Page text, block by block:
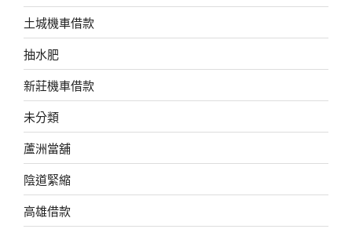
土城機車借款
抽水肥
新莊機車借款
未分類
蘆洲當舖
陰道緊縮
高雄借款